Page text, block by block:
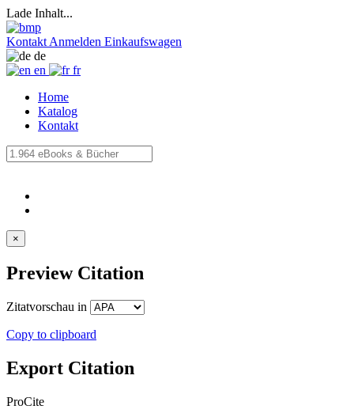
Lade Inhalt...
Kontakt Anmelden Einkaufswagen
de
en
fr
Home
Katalog
Kontakt
×
Preview Citation
Zitatvorschau in
Copy to clipboard
Export Citation
ProCite